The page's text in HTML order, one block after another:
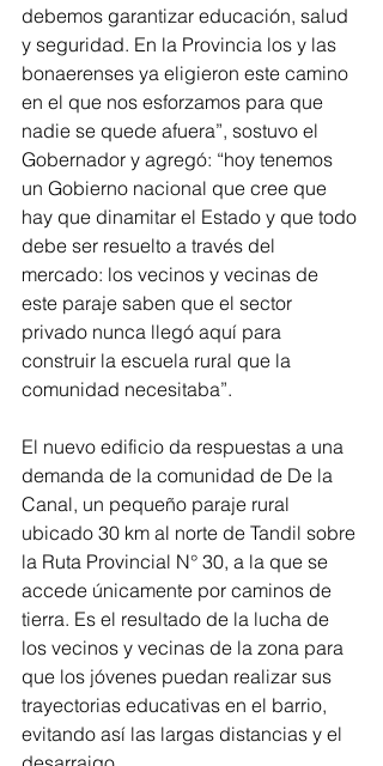
debemos garantizar educación, salud
y seguridad. En la Provincia los y las
bonaerenses ya eligieron este camino
en el que nos esforzamos para que
nadie se quede afuera”, sostuvo el
Gobernador y agregó: “hoy tenemos
un Gobierno nacional que cree que
hay que dinamitar el Estado y que todo
debe ser resuelto a través del
mercado: los vecinos y vecinas de
este paraje saben que el sector
privado nunca llegó aquí para
construir la escuela rural que la
comunidad necesitaba”.
El nuevo edificio da respuestas a una
demanda de la comunidad de De la
Canal, un pequeño paraje rural
ubicado 30 km al norte de Tandil sobre
la Ruta Provincial N° 30, a la que se
accede únicamente por caminos de
tierra. Es el resultado de la lucha de
los vecinos y vecinas de la zona para
que los jóvenes puedan realizar sus
trayectorias educativas en el barrio,
evitando así las largas distancias y el